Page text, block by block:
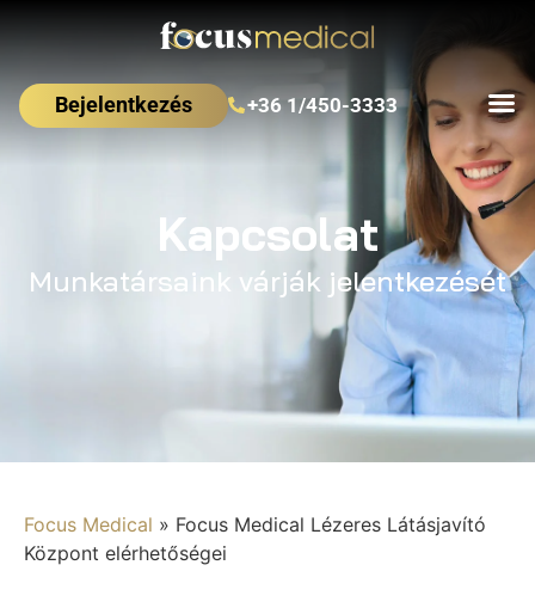
Bejelentkezés +36 1/450-3333
Kapcsolat
Munkatársaink várják jelentkezését
Focus Medical » Focus Medical Lézeres Látásjavító
Központ elérhetőségei